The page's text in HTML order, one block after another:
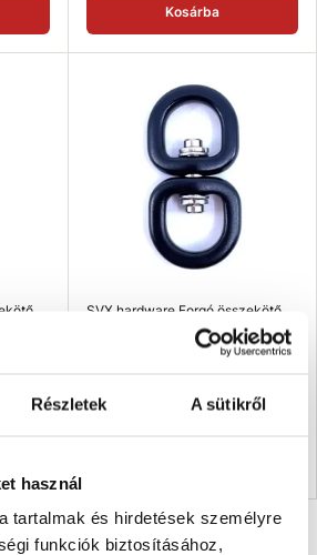
Részletek A sütikről
használ
tartalmak és hirdetések személyre
funkciók biztosításához,
Kosárba
SVX hardware Forgó összekötő